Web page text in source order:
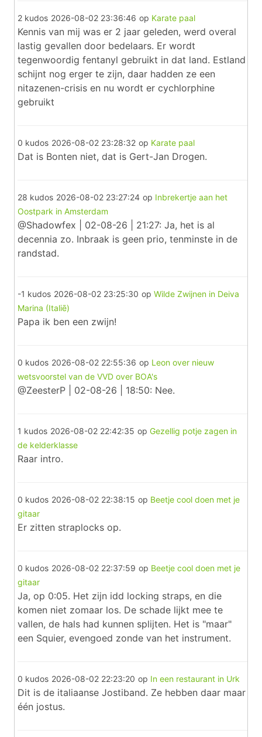
2 kudos 2026-08-02 23:36:46 op Karate paal
Kennis van mij was er 2 jaar geleden, werd overal
lastig gevallen door bedelaars. Er wordt
tegenwoordig fentanyl gebruikt in dat land. Estland
schijnt nog erger te zijn, daar hadden ze een
nitazenen-crisis en nu wordt er cychlorphine
gebruikt
0 kudos 2026-08-02 23:28:32 op Karate paal
Dat is Bonten niet, dat is Gert-Jan Drogen.
28 kudos 2026-08-02 23:27:24 op Inbrekertje aan het
Oostpark in Amsterdam
@Shadowfex | 02-08-26 | 21:27: Ja, het is al
decennia zo. Inbraak is geen prio, tenminste in de
randstad.
-1 kudos 2026-08-02 23:25:30 op Wilde Zwijnen in Deiva
Marina (Italiē)
Papa ik ben een zwijn!
0 kudos 2026-08-02 22:55:36 op Leon over nieuw
wetsvoorstel van de VVD over BOA's
@ZeesterP | 02-08-26 | 18:50: Nee.
1 kudos 2026-08-02 22:42:35 op Gezellig potje zagen in
de kelderklasse
Raar intro.
0 kudos 2026-08-02 22:38:15 op Beetje cool doen met je
gitaar
Er zitten straplocks op.
0 kudos 2026-08-02 22:37:59 op Beetje cool doen met je
gitaar
Ja, op 0:05. Het zijn idd locking straps, en die
komen niet zomaar los. De schade lijkt mee te
vallen, de hals had kunnen splijten. Het is "maar"
een Squier, evengoed zonde van het instrument.
0 kudos 2026-08-02 22:23:20 op In een restaurant in Urk
Dit is de italiaanse Jostiband. Ze hebben daar maar
één jostus.